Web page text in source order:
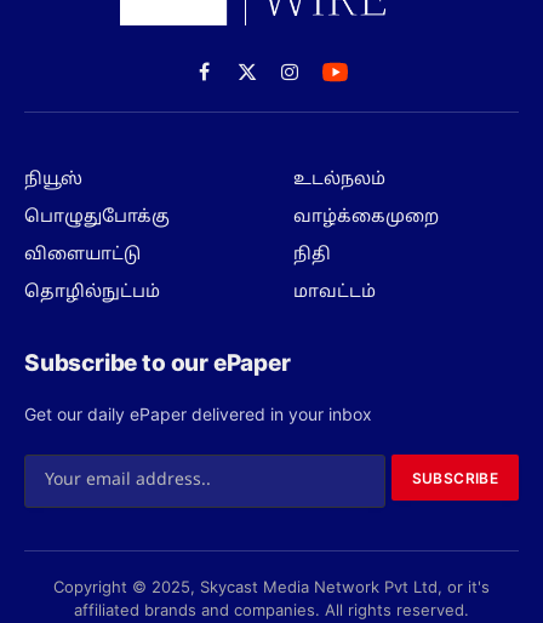
Facebook
X
(Twitter)
Instagram
நியூஸ்
பொழுதுபோக்கு
விளையாட்டு
தொழில்நுட்பம்
உடல்நலம்
வாழ்க்கைமுறை
நிதி
மாவட்டம்
Subscribe to our ePaper
Get our daily ePaper delivered in your inbox
SUBSCRIBE
Copyright © 2025, Skycast Media Network Pvt Ltd, or it's
affiliated brands and companies. All rights reserved.